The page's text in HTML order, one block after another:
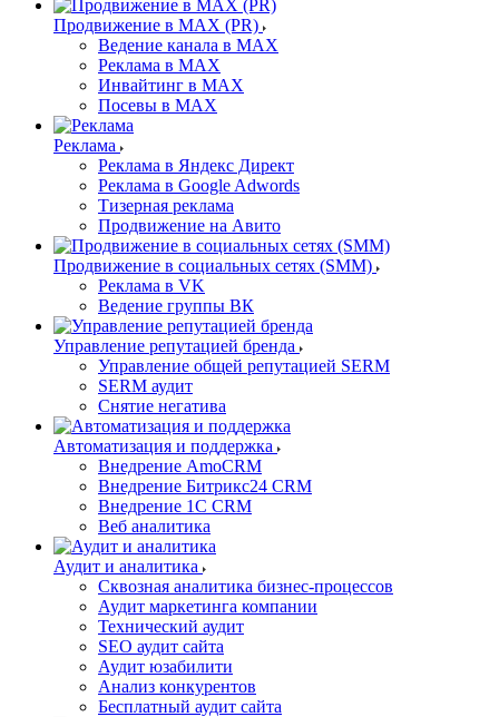
Продвижение в MAX (PR)
Ведение канала в MAX
Реклама в MAX
Инвайтинг в MAX
Посевы в MAX
Реклама
Реклама в Яндекс Директ
Реклама в Google Adwords
Тизерная реклама
Продвижение на Авито
Продвижение в социальных сетях (SMM)
Реклама в VK
Ведение группы ВК
Управление репутацией бренда
Управление общей репутацией SERM
SERM аудит
Снятие негатива
Автоматизация и поддержка
Внедрение AmoCRM
Внедрение Битрикс24 CRM
Внедрение 1C CRM
Веб аналитика
Аудит и аналитика
Сквозная аналитика бизнес-процессов
Аудит маркетинга компании
Технический аудит
SEO аудит сайта
Аудит юзабилити
Анализ конкурентов
Бесплатный аудит сайта